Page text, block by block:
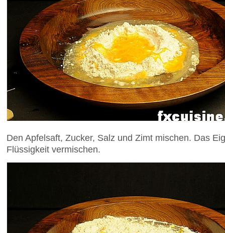
Den Apfelsaft, Zucker, Salz und Zimt mischen. Das
Flüssigkeit vermischen.